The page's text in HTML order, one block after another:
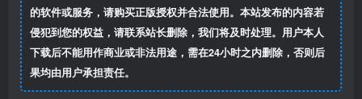
的软件或服务，请购买正版授权并合法使用。本站发布的内容若
侵犯到您的权益，请联系站长删除，我们将及时处理。用户本人
下载后不能用作商业或非法用途，需在24小时之内删除，否则后
果均由用户承担责任。